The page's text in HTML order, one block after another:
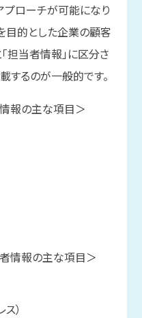
ローチが可能になり
目的とした企業の顧客
「担当者情報」に区分さ
するのが一般的です。
報の主な項目＞
情報の主な項目＞
）